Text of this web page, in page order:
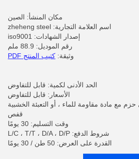
مكان المنشأ: الصين
اسم العلامة التجارية: zheheng steel
إصدار الشهادات: iso9001
رقم الموديل: 88.9 ملم
وثيقة: كتيب المنتج PDF
الحد الأدنى لكمية: قابل للتفاوض
الأسعار: قابل للتفاوض
مع مادة مقاومة للماء ، أو التعبئة الخشبية
قفص
وقت التسليم: 30 يومًا
شروط الدفع: L/C ، T/T ، D/A ، D/P
القدرة على العرض: 50 طن / 30 يومًا